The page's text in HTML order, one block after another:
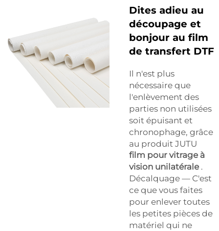
Dites adieu au
découpage et
bonjour au film
de transfert DTF
Il n'est plus
nécessaire que
l'enlèvement des
parties non utilisées
soit épuisant et
chronophage, grâce
au produit JUTU
film pour vitrage à
vision unilatérale .
Décalquage — C'est
ce que vous faites
pour enlever toutes
les petites pièces de
matériel qui ne